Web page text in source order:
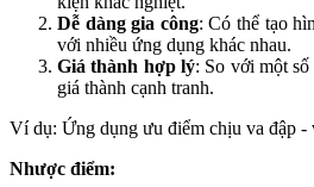
Dễ dàng gia công: Có thể tạo
với nhiều ứng dụng khác nhau.
Giá thành hợp lý: So với một
giá thành cạnh tranh.
Ví dụ: Ứng dụng ưu điểm chịu va đập -
Nhược điểm: